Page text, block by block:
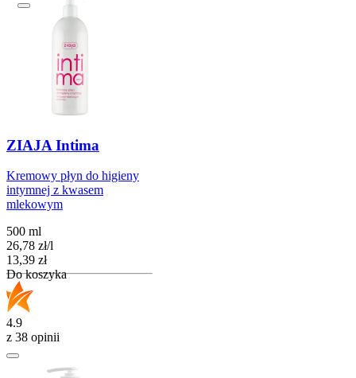
ZIAJA Intima
Kremowy płyn do higieny
intymnej z kwasem
mlekowym
500 ml
26,78 zł/l
Cena
13,39 zł
Do koszyka
4.9
z 38 opinii